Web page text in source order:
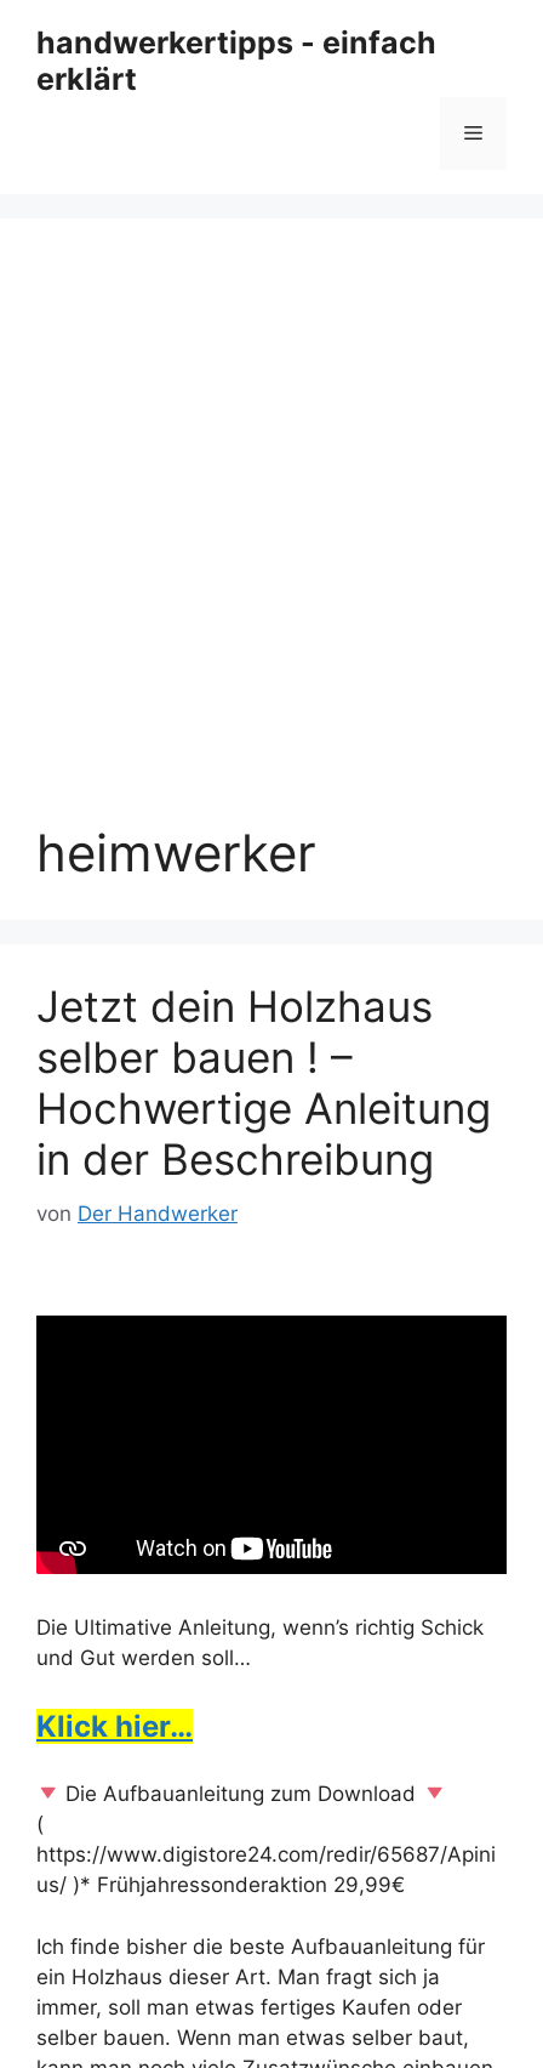
Inhalt
springen
handwerkertipps - einfach
erklärt
Menü
heimwerker
Jetzt dein Holzhaus
selber bauen ! –
Hochwertige Anleitung
in der Beschreibung
von Der Handwerker
Die Ultimative Anleitung, wenn’s richtig Schick
und Gut werden soll…
Klick hier…
Die Aufbauanleitung zum Download
(
https://www.digistore24.com/redir/65687/Apini
us/ )* Frühjahressonderaktion 29,99€
Ich finde bisher die beste Aufbauanleitung für
ein Holzhaus dieser Art. Man fragt sich ja
immer, soll man etwas fertiges Kaufen oder
selber bauen. Wenn man etwas selber baut,